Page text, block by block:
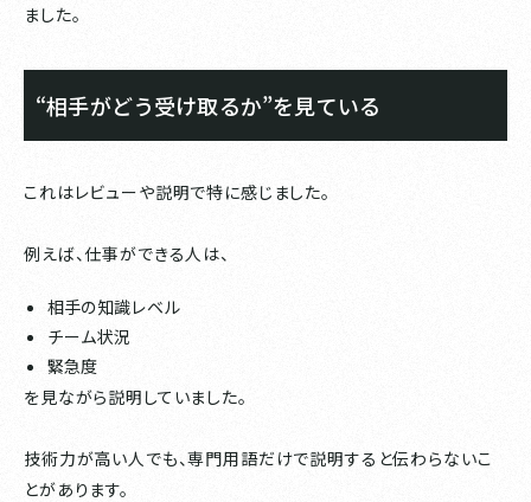
ました。
“相手がどう受け取るか”を見ている
これはレビューや説明で特に感じました。
例えば、仕事ができる人は、
相手の知識レベル
チーム状況
緊急度
を見ながら説明していました。
技術力が高い人でも、専門用語だけで説明すると伝わらないこ
とがあります。